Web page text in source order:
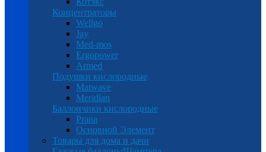
Концентраторы
Wellgo
Jay
Med-mos
Ergopower
Armed
Подушки кислородные
Matwave
Meridian
Баллончики кислородные
Prana
Основной Элемент
Товары для дома и дачи